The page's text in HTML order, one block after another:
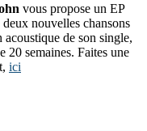
vous propose un EP
nouvelles chansons
acoustique de son single,
20 semaines. Faites une
ici